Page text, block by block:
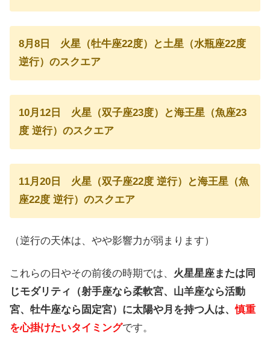
8月8日 火星（牡牛座22度）と土星（水瓶座22度
逆行）のスクエア
10月12日 火星（双子座23度）と海王星（魚座23
度 逆行）のスクエア
11月20日 火星（双子座22度 逆行）と海王星（魚
座22度 逆行）のスクエア
（逆行の天体は、やや影響力が弱まります）
これらの日やその前後の時期では、 火星星座または同
じモダリティ（射手座なら柔軟宮、山羊座なら活動
宮、牡牛座なら固定宮）に太陽や月を持つ人は、慎重
を心掛けたいタイミングです。